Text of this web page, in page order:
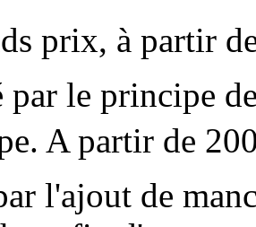
prix, à partir
par le principe
A partir de
l'ajout de